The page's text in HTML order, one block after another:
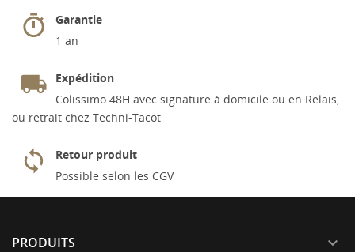
Garantie
1 an
Expédition
Colissimo 48H avec signature à domicile ou en Relais,
ou retrait chez Techni-Tacot
Retour produit
Possible selon les CGV
PRODUITS 